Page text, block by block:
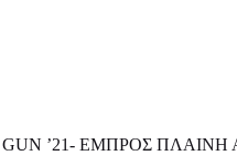
’21- ΕΜΠΡΟΣ ΠΛΑΙΝΗ